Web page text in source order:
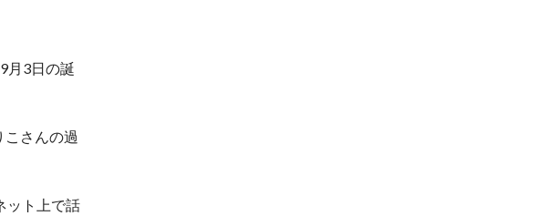
月3日の誕
さんの過
ット上で話